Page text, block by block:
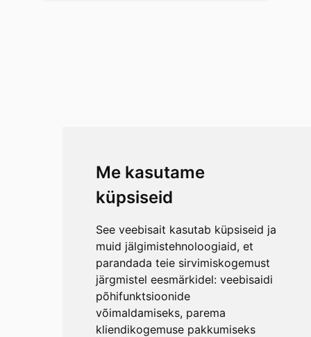
Me kasutame
küpsiseid
See veebisait kasutab küpsiseid ja
muid jälgimistehnoloogiaid, et
parandada teie sirvimiskogemust
järgmistel eesmärkidel: veebisaidi
põhifunktsioonide
võimaldamiseks, parema
kliendikogemuse pakkumiseks